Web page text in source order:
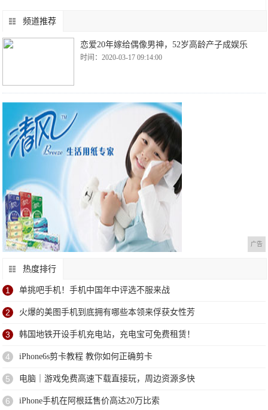
频道推荐
恋爱20年嫁给偶像男神，52岁高龄产子成娱乐
时间：2020-03-17 09:14:00
广告
热度排行
1 单挑吧手机！手机中国年中评选不服来战
2 火爆的美图手机到底拥有哪些本领来俘获女性芳
3 韩国地铁开设手机充电站，充电宝可免费租赁！
4 iPhone6s剪卡教程 教你如何正确剪卡
5 电脑｜游戏免费高速下载直接玩，周边资源多快
6 iPhone手机在阿根廷售价高达20万比索